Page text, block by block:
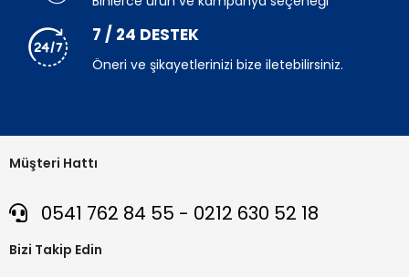
7 / 24 DESTEK
Öneri ve şikayetlerinizi bize iletebilirsiniz.
Müşteri Hattı
0541 762 84 55 - 0212 630 52 18
Bizi Takip Edin